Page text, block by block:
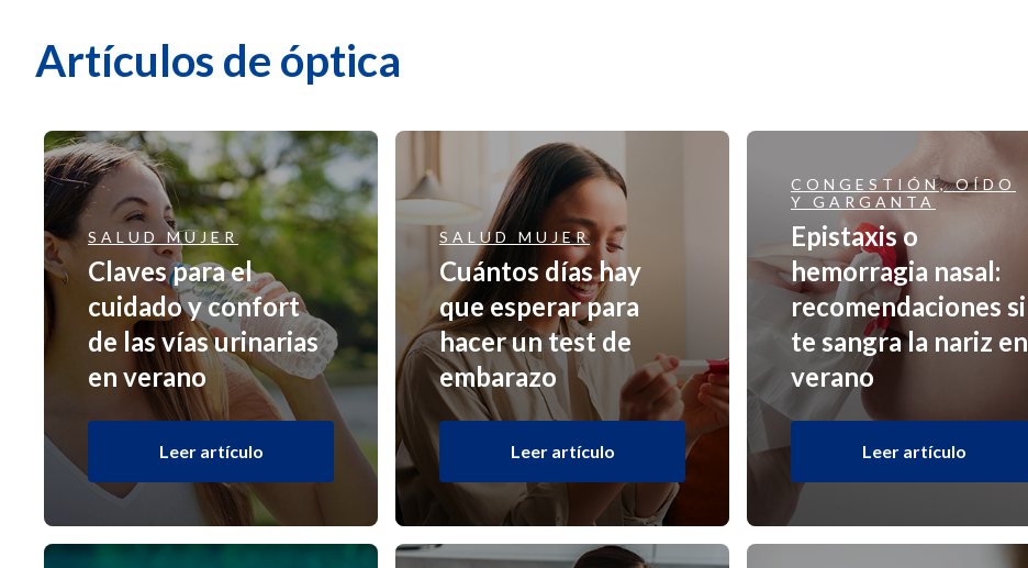
Artículos de óptica
SALUD MUJER
Claves para el
cuidado y confort
de las vías urinarias
en verano
Leer artículo
SALUD MUJER
Cuántos días hay
que esperar para
hacer un test de
embarazo
Leer artículo
CONGESTIÓN, OÍDO
Y GARGANTA
Epistaxis o
hemorragia nasal:
recomendaciones si
te sangra la nariz en
verano
Leer artículo